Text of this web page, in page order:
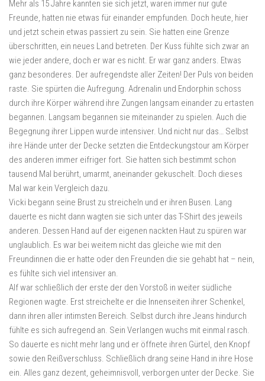
Mehr als 15 Jahre kannten sie sich jetzt, waren immer nur gute
Freunde, hatten nie etwas für einander empfunden. Doch heute, hier
und jetzt schein etwas passiert zu sein. Sie hatten eine Grenze
überschritten, ein neues Land betreten. Der Kuss fühlte sich zwar an
wie jeder andere, doch er war es nicht. Er war ganz anders. Etwas
ganz besonderes. Der aufregendste aller Zeiten! Der Puls von beiden
raste. Sie spürten die Aufregung. Adrenalin und Endorphin schoss
durch ihre Körper während ihre Zungen langsam einander zu ertasten
begannen. Langsam begannen sie miteinander zu spielen. Auch die
Begegnung ihrer Lippen wurde intensiver. Und nicht nur das… Selbst
ihre Hände unter der Decke setzten die Entdeckungstour am Körper
des anderen immer eifriger fort. Sie hatten sich bestimmt schon
tausend Mal berührt, umarmt, aneinander gekuschelt. Doch dieses
Mal war kein Vergleich dazu.
Vicki begann seine Brust zu streicheln und er ihren Busen. Lang
dauerte es nicht dann wagten sie sich unter das T-Shirt des jeweils
anderen. Dessen Hand auf der eigenen nackten Haut zu spüren war
unglaublich. Es war bei weitem nicht das gleiche wie mit den
Freundinnen die er hatte oder den Freunden die sie gehabt hat – nein,
es fühlte sich viel intensiver an.
Alf war schließlich der erste der den Vorstoß in weiter südliche
Regionen wagte. Erst streichelte er die Innenseiten ihrer Schenkel,
dann ihren aller intimsten Bereich. Selbst durch ihre Jeans hindurch
fühlte es sich aufregend an. Sein Verlangen wuchs mit einmal rasch.
So dauerte es nicht mehr lang und er öffnete ihren Gürtel, den Knopf
sowie den Reißverschluss. Schließlich drang seine Hand in ihre Hose
ein. Alles ganz dezent, geheimnisvoll, verborgen unter der Decke. Sie